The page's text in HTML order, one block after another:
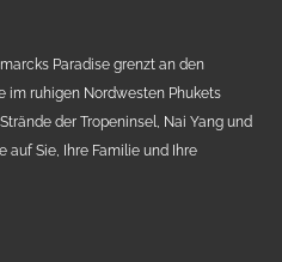
Paradise grenzt an den
im ruhigen Nordwesten Phukets
der Tropeninsel, Nai Yang und
auf Sie, Ihre Familie und Ihre